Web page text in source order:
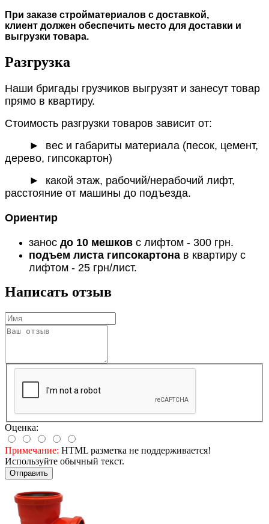
При заказе стройматериалов с доставкой,
клиент должен обеспечить место для доставки и
выгрузки товара.
Разгрузка
Наши бригады грузчиков выгрузят и занесут товар
прямо в квартиру.
Стоимость разгрузки товаров зависит от:
►
вес и габариты материала (песок, цемент,
дерево, гипсокартон)
► какой этаж, рабочий/нерабочий лифт,
расстояние от машины до подъезда.
Ориентир
занос до 10 мешков с лифтом - 300 грн.
подъем листа гипсокартона в квартиру с
лифтом - 25 грн/лист.
Написать отзыв
Оценка:
Примечание: HTML разметка не поддерживается!
Используйте обычный текст.
Отправить